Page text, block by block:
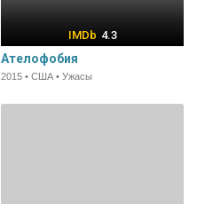
4.3
Ателофобия
2015 • США • Ужасы